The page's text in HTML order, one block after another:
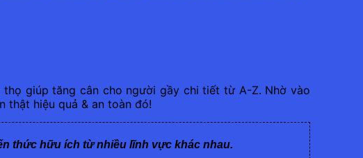
giúp tăng cân cho người gầy chi tiết từ A-Z. Nhờ vào
thật hiệu quả & an toàn đó!
thức hữu ích từ nhiều lĩnh vực khác nhau.